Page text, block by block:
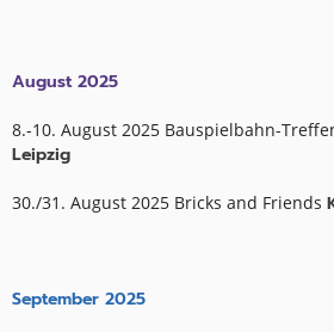
August 2025
8.-10. August 2025 Bauspielbahn-
Leipzig
30./31. August 2025 Bricks and Friends
September 2025